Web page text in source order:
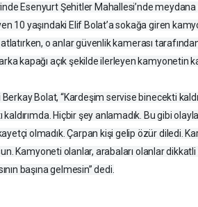
Esenyurt Şehitler Mahallesi’nde meydana
10 yaşındaki Elif Bolat’a sokağa giren
atlatırken, o anlar güvenlik kamerası
kapağı açık şekilde ilerleyen kamyonetin
Bolat, “Kardeşim servise binecekti
kaldırımda. Hiçbir şey anlamadık. Bu gibi
olmadık. Çarpan kişi gelip özür diledi.
Kamyoneti olanlar, arabaları olanlar dikkatli
başına gelmesin” dedi.